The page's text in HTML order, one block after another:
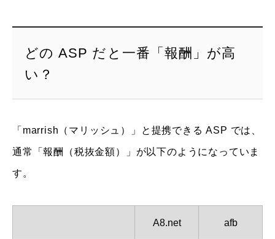
どの ASP だと一番「報酬」が高
い？
「marrish（マリッシュ）」と提携できる ASP では、
通常「報酬（税抜金額）」が以下のようになっていま
す。
A8.net afb